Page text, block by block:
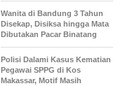
Wanita di Bandung 3 Tahun
Disekap, Disiksa hingga Mata
Dibutakan Pacar Binatang
Polisi Dalami Kasus Kematian
Pegawai SPPG di Kos
Makassar, Motif Masih